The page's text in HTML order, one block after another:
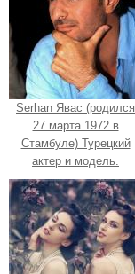
Serhan Явас (родился
27 марта 1972 в
Стамбуле) Турецкий
актер и модель.